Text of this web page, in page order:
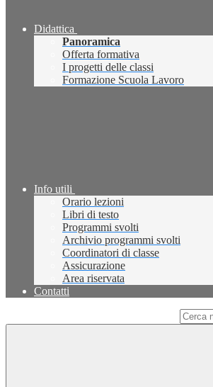
Didattica
Panoramica
Offerta formativa
I progetti delle classi
Formazione Scuola Lavoro
Info utili
Orario lezioni
Libri di testo
Programmi svolti
Archivio programmi svolti
Coordinatori di classe
Assicurazione
Area riservata
Contatti